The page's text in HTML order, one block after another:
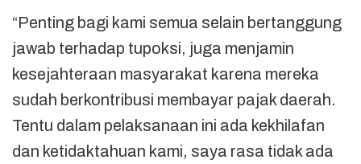
“Penting bagi kami semua selain bertanggung
jawab terhadap tupoksi, juga menjamin
kesejahteraan masyarakat karena mereka
sudah berkontribusi membayar pajak daerah.
Tentu dalam pelaksanaan ini ada kekhilafan
dan ketidaktahuan kami, saya rasa tidak ada